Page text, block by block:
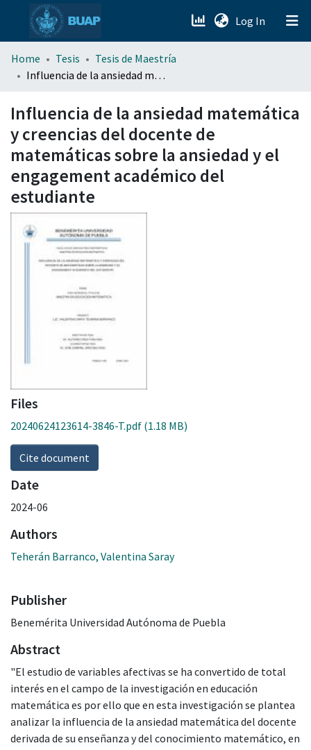
Log In (current)
menu.section.about_menu
Home Tesis
Tesis de Maestría
Influencia de la ansiedad matemática y creencias del docente de matemáticas sobre la ansiedad y el engagement académico del estudiante
Influencia de la ansiedad matemática
y creencias del docente de
matemáticas sobre la ansiedad y el
engagement académico del
estudiante
Files
20240624123614-3846-T.pdf (1.18 MB)
Cite document
Date
2024-06
Authors
Teherán Barranco, Valentina Saray
Publisher
Benemérita Universidad Autónoma de Puebla
Abstract
"El estudio de variables afectivas se ha convertido de total
interés en el campo de la investigación en educación
matemática es por ello que en esta investigación se plantea
analizar la influencia de la ansiedad matemática del docente
derivada de su enseñanza y del conocimiento matemático, en